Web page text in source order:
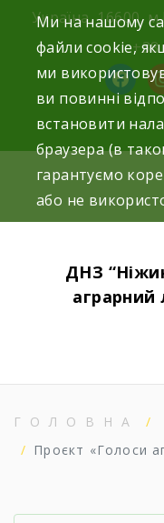
content
Україна, 16600,
+38
ДНЗ
аграрний
ГОЛОВНА
Проєкт «Голоси
Ми на нашому
файли cookie,
ми
ви повинні
встановити
браузера (в
гарантуємо
або не